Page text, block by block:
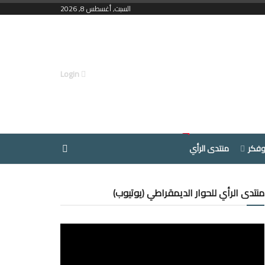
السبت, أغسطس 8, 2026
منتدى الرأي
منتدى الرأي للحوار الديمقراطي (يوتيوب)